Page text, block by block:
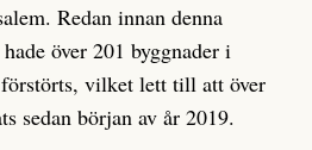
Redan innan denna
över 201 byggnader i
vilket lett till att över
sedan början av år 2019.